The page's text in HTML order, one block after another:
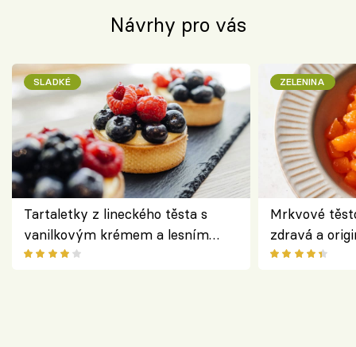
Návrhy pro vás
SLADKÉ
Tartaletky z lineckého těsta s
vanilkovým krémem a lesním
ovocem podle Bread Society
ZELENINA
Mrkvové
zdravá a
klasiky